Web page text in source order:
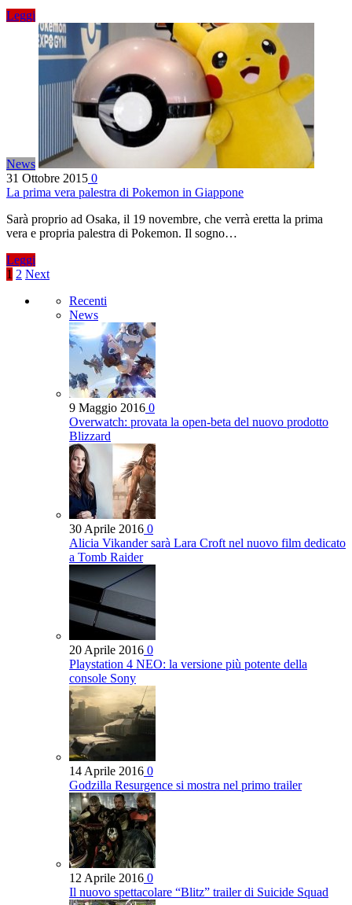
Leggi
News
31 Ottobre 2015 0
La prima vera palestra di Pokemon in Giappone
Sarà proprio ad Osaka, il 19 novembre, che verrà eretta la prima
vera e propria palestra di Pokemon. Il sogno…
Leggi
1 2 Next
Recenti
News
9 Maggio 2016 0
Overwatch: provata la open-beta del nuovo prodotto
Blizzard
30 Aprile 2016 0
Alicia Vikander sarà Lara Croft nel nuovo film dedicato
a Tomb Raider
20 Aprile 2016 0
Playstation 4 NEO: la versione più potente della
console Sony
14 Aprile 2016 0
Godzilla Resurgence si mostra nel primo trailer
12 Aprile 2016 0
Il nuovo spettacolare “Blitz” trailer di Suicide Squad